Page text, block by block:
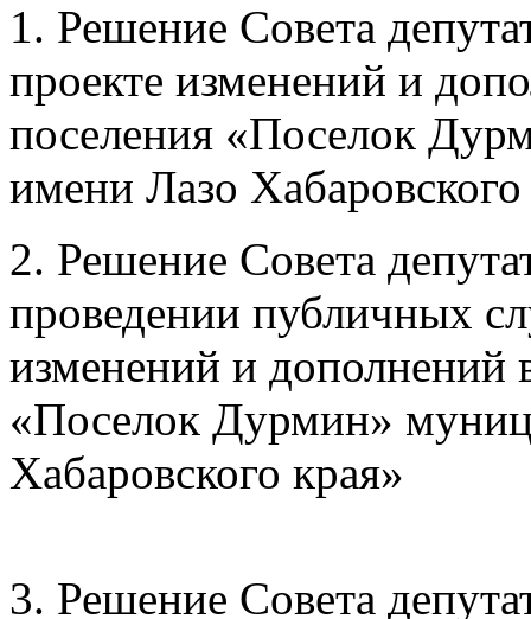
1. Решение Совета
проекте изменений и
поселения «Поселок
имени Лазо Хабаровского
2. Решение Совета
проведении публичных
изменений и дополнений
«Поселок Дурмин»
Хабаровского края»
3. Решение Совета